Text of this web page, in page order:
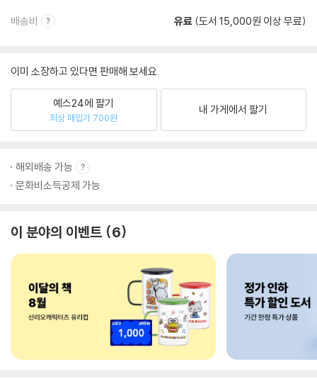
배송비 유료 (도서 15,000원 이상 무료)
이미 소장하고 있다면 판매해 보세요.
예스24에 팔기
최상 매입가 700원
내 가게에서 팔기
해외배송 가능
문화비소득공제 가능
이 분야의 이벤트 6